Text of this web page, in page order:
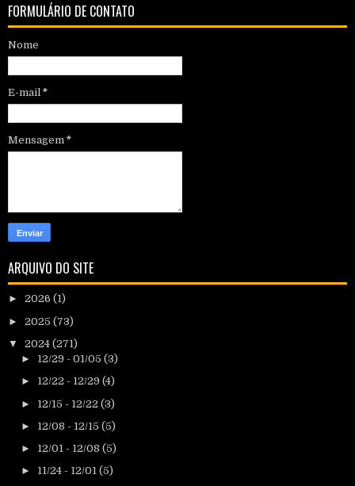
FORMULÁRIO DE CONTATO
Nome
E-mail *
Mensagem *
ARQUIVO DO SITE
► 2026 (1)
► 2025 (73)
▼ 2024 (271)
► 12/29 - 01/05 (3)
► 12/22 - 12/29 (4)
► 12/15 - 12/22 (3)
► 12/08 - 12/15 (5)
► 12/01 - 12/08 (5)
► 11/24 - 12/01 (5)